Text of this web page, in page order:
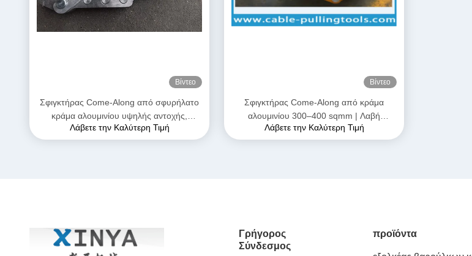
Βίντεο
Σφιγκτήρας Come-Along από σφυρήλατο
κράμα αλουμινίου υψηλής αντοχής,
μέγιστου ανοίγματος 28mm, με ανθεκτική
στη διάβρωση κατασκευή για αγωγούς
Λάβετε την Καλύτερη Τιμή
Βίντεο
Σφιγκτήρας Come-Along από κράμα
αλουμινίου 300–400 sqmm | Λαβή
γραμμής μεταφοράς για αγωγούς ACSR &
AAAC
Λάβετε την Καλύτερη Τιμή
Γρήγορος
Σύνδεσμος
προϊόντα